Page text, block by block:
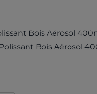
Bois Aérosol
Bois Aérosol